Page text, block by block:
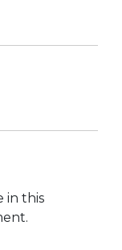
in this